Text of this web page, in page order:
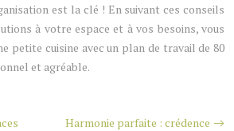
est la clé ! En suivant ces conseils
à votre espace et à vos besoins, vous
petite cuisine avec un plan de travail de 80
et agréable.
Harmonie parfaite : crédence